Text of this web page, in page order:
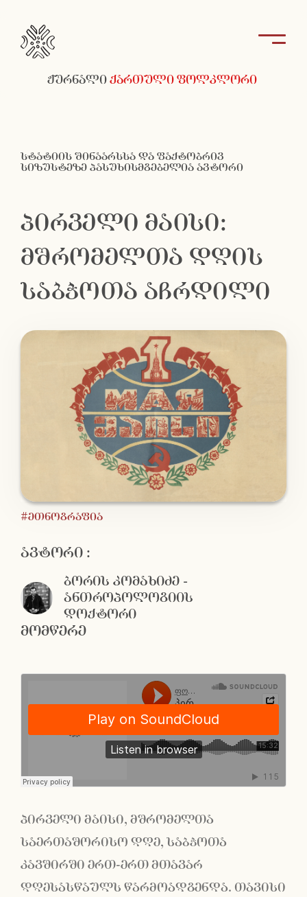
ჟურნალიქართული ფოლკლორი
სტატიის შინაარსსა და ფაქტობრივ
სიზუსტეზე პასუხისმგებელია ავტორი
პირველი მაისი:
მშრომელთა დღის
საბჭოთა აჩრდილი
#ეთნოგრაფია
ავტორი :
ბორის კომახიძე -
ანთროპოლოგიის
დოქტორი
მომწერე
პირველი მაისი, მშრომელთა
საერთაშორისო დღე, საბჭოთა
კავშირში ერთ-ერთ მთავარ
დღესასწაულს წარმოადგენდა. თავისი